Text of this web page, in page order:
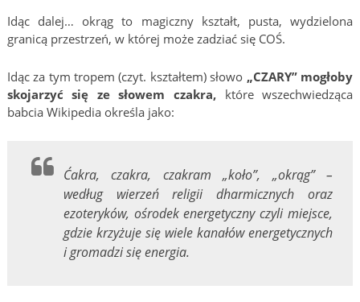
Idąc dalej… okrąg to magiczny kształt, pusta, wydzielona
granicą przestrzeń, w której może zadziać się COŚ.
Idąc za tym tropem (czyt. kształtem) słowo „CZARY” mogłoby
skojarzyć się ze słowem czakra, które wszechwiedząca
babcia Wikipedia określa jako:
Ćakra, czakra, czakram „koło”, „okrąg” –
według wierzeń religii dharmicznych oraz
ezoteryków, ośrodek energetyczny czyli miejsce,
gdzie krzyżuje się wiele kanałów energetycznych
i gromadzi się energia.